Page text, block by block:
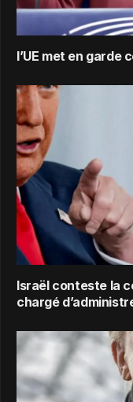
l’UE met en garde
Israël conteste la
chargé